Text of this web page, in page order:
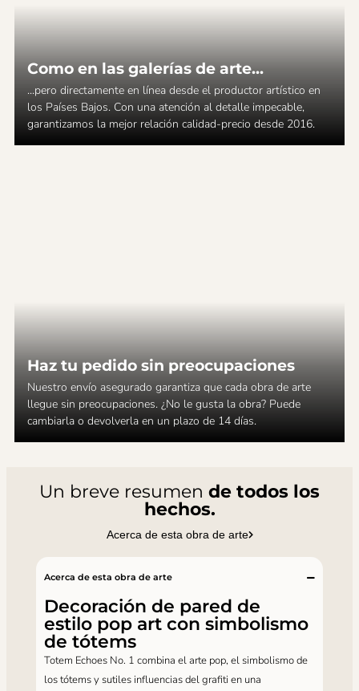
Como en las galerías de arte...
...pero directamente en línea desde el productor artístico en
los Países Bajos. Con una atención al detalle impecable,
garantizamos la mejor relación calidad-precio desde 2016.
Haz tu pedido sin preocupaciones
Nuestro envío asegurado garantiza que cada obra de arte
llegue sin preocupaciones. ¿No le gusta la obra? Puede
cambiarla o devolverla en un plazo de 14 días.
Un breve resumen de todos los
hechos.
Acerca de esta obra de arte
Acerca de esta obra de arte
Decoración de pared de
estilo pop art con simbolismo
de tótems
Totem Echoes No. 1 combina el arte pop, el simbolismo de
los tótems y sutiles influencias del grafiti en una